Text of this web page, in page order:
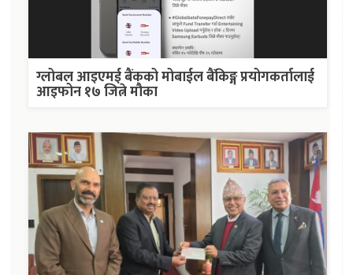
ग्लोबल आइएमई बैंकको मोबाईल बैंकिङ्ग प्रयोगकर्तालाई
आइफोन १७ जित्ने मौका